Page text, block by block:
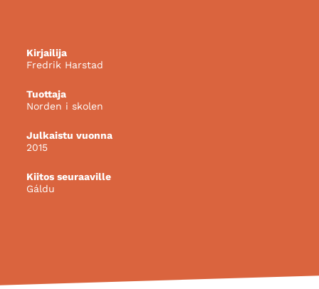
Kirjailija
Fredrik Harstad
Tuottaja
Norden i skolen
Julkaistu vuonna
2015
Kiitos seuraaville
Gáldu